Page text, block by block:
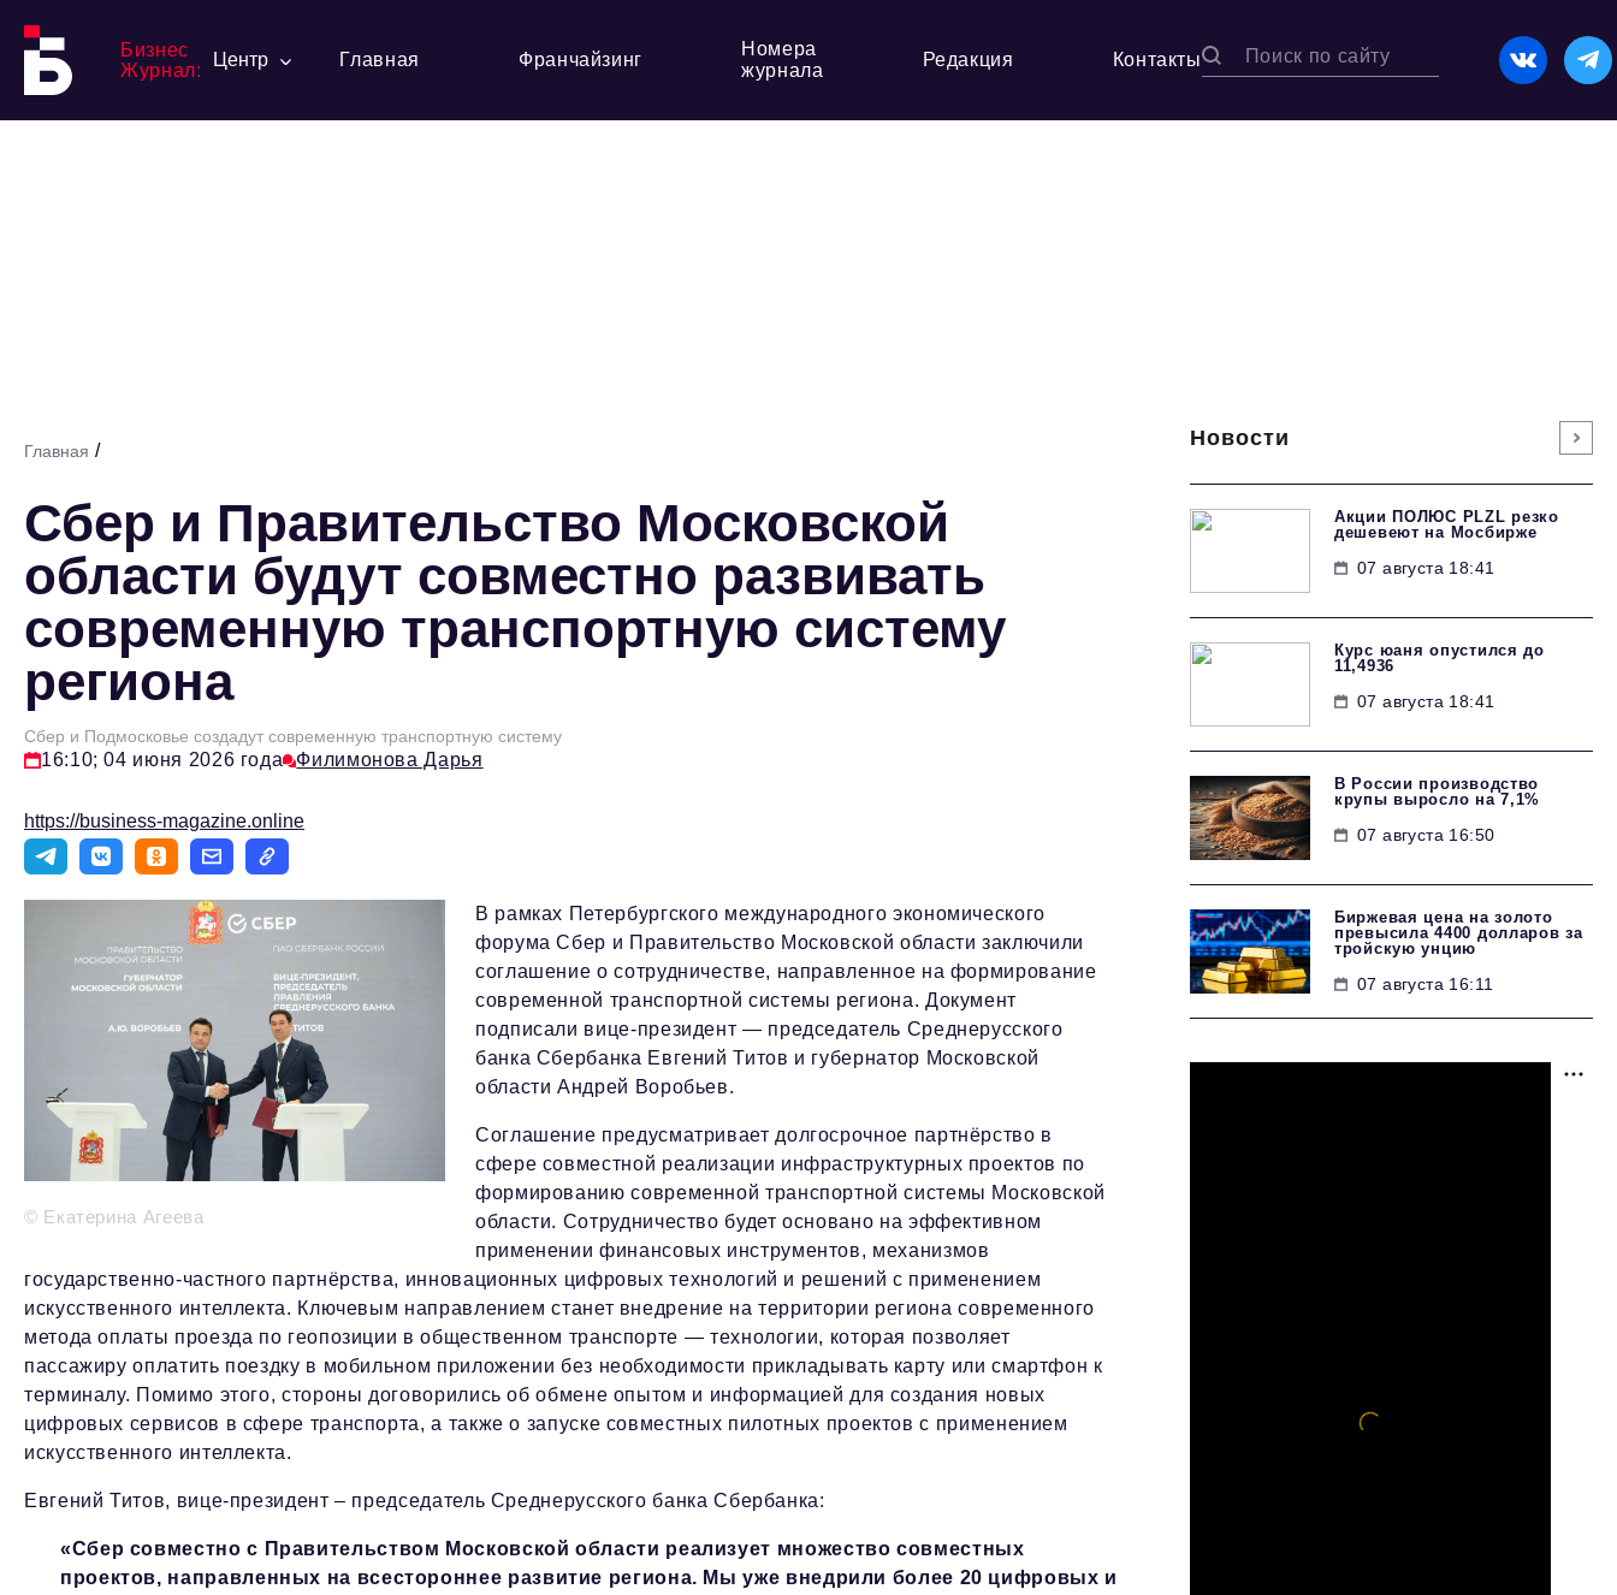
Бизнес
Журнал:
Центр Главная Франчайзинг
Номера
журнала
Редакция Контакты
Главная /
Сбер и Правительство Московской
области будут совместно развивать
современную транспортную систему
региона
Сбер и Подмосковье создадут современную транспортную систему
16:10; 04 июня 2026 года Филимонова Дарья
https://business-magazine.online
© Екатерина Агеева
В рамках Петербургского международного экономического
форума Сбер и Правительство Московской области заключили
соглашение о сотрудничестве, направленное на формирование
современной транспортной системы региона. Документ
подписали вице-президент — председатель Среднерусского
банка Сбербанка Евгений Титов и губернатор Московской
области Андрей Воробьев.
Соглашение предусматривает долгосрочное партнёрство в
сфере совместной реализации инфраструктурных проектов по
формированию современной транспортной системы Московской
области. Сотрудничество будет основано на эффективном
применении финансовых инструментов, механизмов
государственно-частного партнёрства, инновационных цифровых технологий и решений с применением
искусственного интеллекта. Ключевым направлением станет внедрение на территории региона современного
метода оплаты проезда по геопозиции в общественном транспорте — технологии, которая позволяет
пассажиру оплатить поездку в мобильном приложении без необходимости прикладывать карту или смартфон к
терминалу. Помимо этого, стороны договорились об обмене опытом и информацией для создания новых
цифровых сервисов в сфере транспорта, а также о запуске совместных пилотных проектов с применением
искусственного интеллекта.
Евгений Титов, вице-президент – председатель Среднерусского банка Сбербанка:
«Сбер совместно с Правительством Московской области реализует множество совместных
проектов, направленных на всестороннее развитие региона. Мы уже внедрили более 20 цифровых и
Новости
Акции ПОЛЮС PLZL резко
дешевеют на Мосбирже
07 августа 18:41
Курс юаня опустился до
11,4936
07 августа 18:41
В России производство
крупы выросло на 7,1%
07 августа 16:50
Биржевая цена на золото
превысила 4400 долларов за
тройскую унцию
07 августа 16:11